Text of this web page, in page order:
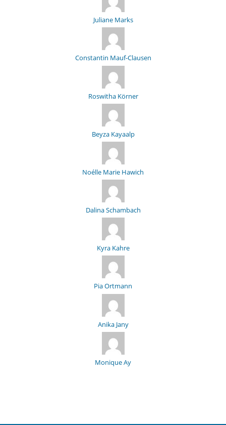
Juliane Marks
Constantin Mauf-Clausen
Roswitha Körner
Beyza Kayaalp
Noélle Marie Hawich
Dalina Schambach
Kyra Kahre
Pia Ortmann
Anika Jany
Monique Ay